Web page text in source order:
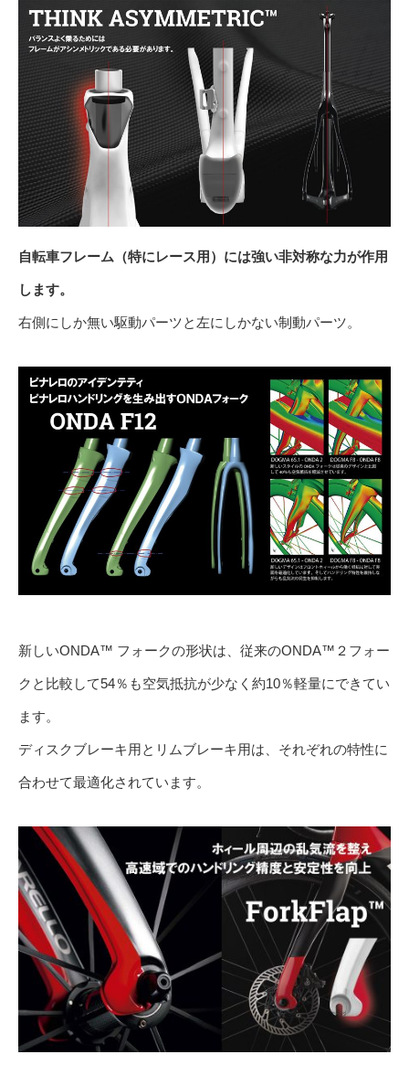
自転車フレーム（特にレース用）には強い非対称な力が作用
します。
右側にしか無い駆動パーツと左にしかない制動パーツ。
新しいONDA™ フォークの形状は、従来のONDA™２フォー
クと比較して54％も空気抵抗が少なく約10％軽量にできてい
ます。
ディスクブレーキ用とリムブレーキ用は、それぞれの特性に
合わせて最適化されています。